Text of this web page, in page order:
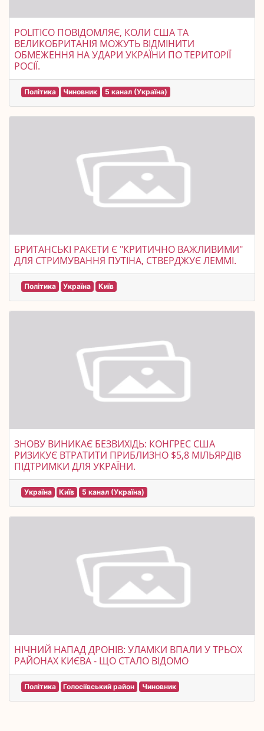
POLITICO ПОВІДОМЛЯЄ, КОЛИ США ТА
ВЕЛИКОБРИТАНІЯ МОЖУТЬ ВІДМІНИТИ
ОБМЕЖЕННЯ НА УДАРИ УКРАЇНИ ПО ТЕРИТОРІЇ
РОСІЇ.
Політика Чиновник 5 канал (Україна)
БРИТАНСЬКІ РАКЕТИ Є "КРИТИЧНО ВАЖЛИВИМИ"
ДЛЯ СТРИМУВАННЯ ПУТІНА, СТВЕРДЖУЄ ЛЕММІ.
Політика Україна Київ
ЗНОВУ ВИНИКАЄ БЕЗВИХІДЬ: КОНГРЕС США
РИЗИКУЄ ВТРАТИТИ ПРИБЛИЗНО $5,8 МІЛЬЯРДІВ
ПІДТРИМКИ ДЛЯ УКРАЇНИ.
Україна Київ 5 канал (Україна)
НІЧНИЙ НАПАД ДРОНІВ: УЛАМКИ ВПАЛИ У ТРЬОХ
РАЙОНАХ КИЄВА - ЩО СТАЛО ВІДОМО
Політика Голосіївський район Чиновник